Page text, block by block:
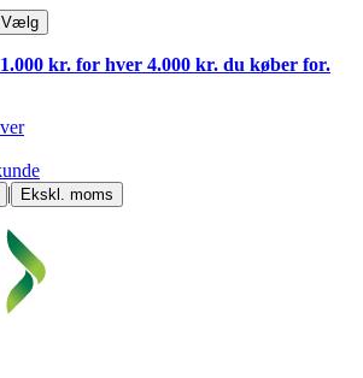
Vælg
kr. for hver 4.000 kr. du køber for.
| Ekskl. moms